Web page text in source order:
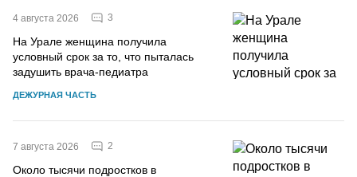
4 августа 2026 3
На Урале женщина получила
условный срок за то, что пыталась
задушить врача-педиатра
ДЕЖУРНАЯ ЧАСТЬ
7 августа 2026 2
Около тысячи подростков в